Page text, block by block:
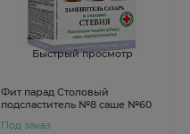
Быстрый просмотр
Фит парад Столовый
подсластитель №8 саше №60
Под заказ